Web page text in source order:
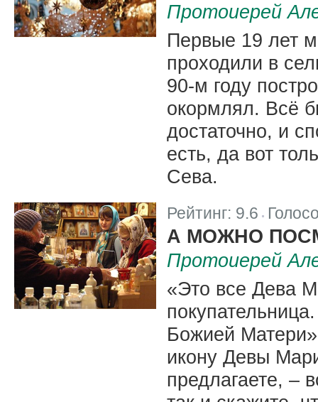
Протоиерей
Первые 19 лет
проходили в
90-м году
окормлял. Всё
достаточно, и
есть, да вот
Сева.
Рейтинг: 9.6 |
А МОЖНО
Протоиерей
«Это все Дева
Божией
икону Девы
предлагаете, –